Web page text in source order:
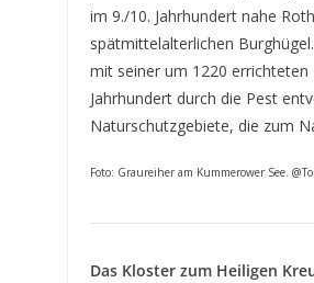
im 9./10. Jahrhundert nahe
spätmittelalterlichen
mit seiner um 1220 errichteten
Jahrhundert durch die Pest
Naturschutzgebiete, die zum
Foto: Graureiher am Kummerower See.
Das Kloster zum Heiligen